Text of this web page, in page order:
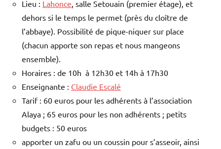
Lieu : Lahonce, salle Setouain (premier étage), et
dehors si le temps le permet (près du cloître de
l’abbaye). Possibilité de pique-niquer sur place
(chacun apporte son repas et nous mangeons
ensemble).
Horaires : de 10h à 12h30 et 14h à 17h30
Enseignante : Claudie Escalé
Tarif : 60 euros pour les adhérents à l’association
Alaya ; 65 euros pour les non adhérents ; petits
budgets : 50 euros
apporter un zafu ou un coussin pour s’asseoir, ainsi